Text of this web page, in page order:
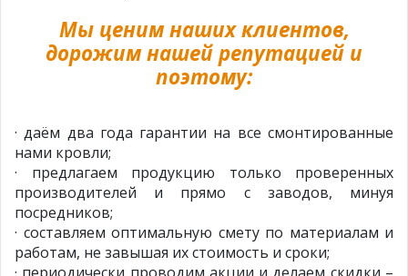
Мы ценим наших клиентов,
дорожим нашей репутацией и
поэтому:
· даём два года гарантии на все смонтированные
нами кровли;
· предлагаем продукцию только проверенных
производителей и прямо с заводов, минуя
посредников;
· составляем оптимальную смету по материалам и
работам, не завышая их стоимость и сроки;